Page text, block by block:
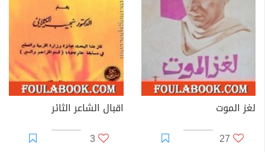
لغز الموت
27
اقبال الشاعر الثائر
3